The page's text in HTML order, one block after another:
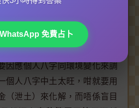
照唔係僵化不變嘅，關鍵在於
剋（例如木剋土、火剋金）同
生火、火生土）係不斷循環
因應個人八字同環境變化來調
個人八字中土太旺，咁就要用
（泄土）來化解，而唔係盲目
免費占卜